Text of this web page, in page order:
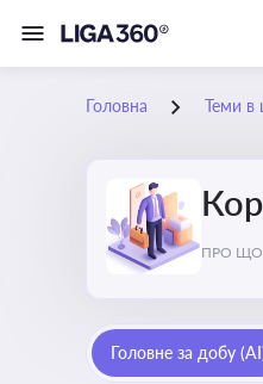
Головна Теми в
ПРО ЩО
Головне за добу